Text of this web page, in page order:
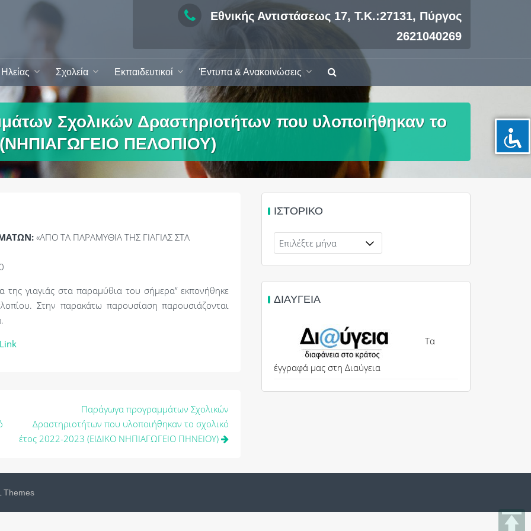
Εθνικής Αντιστάσεως 17, Τ.Κ.:27131, Πύργος
2621040269
Σχολεία Εκπαιδευτικοί Έντυπα & Ανακοινώσεις
Σχολικών Δραστηριοτήτων που υλοποιήθηκαν το
(ΝΗΠΙΑΓΩΓΕΙΟ ΠΕΛΟΠΙΟΥ)
«ΑΠΟ ΤΑ ΠΑΡΑΜΥΘΙΑ ΤΗΣ ΓΙΑΓΙΑΣ ΣΤΑ
γιαγιάς στα παραμύθια του σήμερα” εκπονήθηκε
Στην παρακάτω παρουσίαση παρουσιάζονται
Παράγωγα προγραμμάτων Σχολικών
Δραστηριοτήτων που υλοποιήθηκαν το σχολικό
έτος 2022-2023 (ΕΙΔΙΚΟ ΝΗΠΙΑΓΩΓΕΙΟ ΠΗΝΕΙΟΥ)
ΙΣΤΟΡΙΚΌ
Ιστορικό
ΔΙΑΎΓΕΙΑ
Τα
έγγραφά μας στη Διαύγεια
Themes